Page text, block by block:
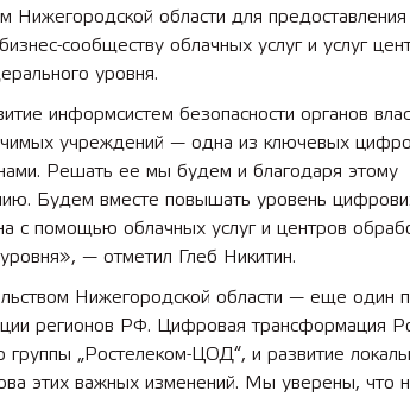
Нижегородской области для предоставления
сообществу облачных услуг и услуг
уровня.
информсистем безопасности органов
учреждений — одна из ключевых
Решать ее мы будем и благодаря этому
Будем вместе повышать уровень
с помощью облачных услуг и центров
— отметил Глеб Никитин.
Нижегородской области — еще один
регионов РФ. Цифровая трансформация
группы „Ростелеком-ЦОД“, и развитие
этих важных изменений. Мы уверены, что
2025 11 01 Земли